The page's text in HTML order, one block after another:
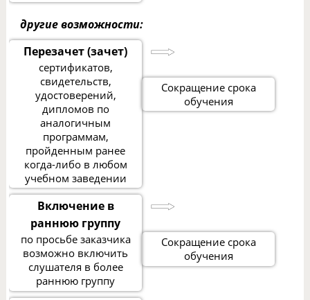
другие возможности:
Перезачет (зачет)
сертификатов,
свидетельств,
удостоверений,
дипломов по
аналогичным
программам,
пройденным ранее
когда-либо в любом
учебном заведении
Сокращение срока
обучения
Включение в
раннюю группу
по просьбе заказчика
возможно включить
слушателя в более
раннюю группу
Сокращение срока
обучения